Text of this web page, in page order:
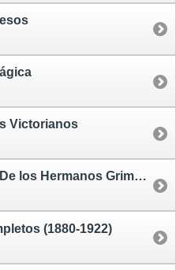
Victorianos
Cuentos de Navidad. De los Hermanos Grimm a Paul Auster
(1880-1922)